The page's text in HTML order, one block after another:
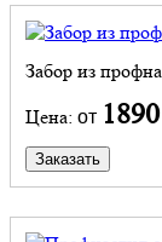
Забор из
Цена: от 1890
Заказать